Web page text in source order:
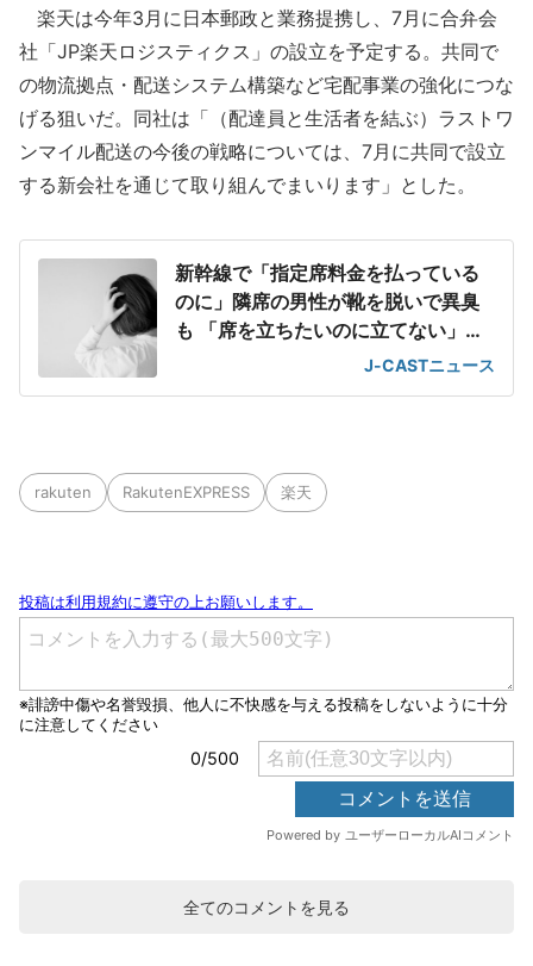
楽天は今年3月に日本郵政と業務提携し、7月に合弁会
社「JP楽天ロジスティクス」の設立を予定する。共同で
の物流拠点・配送システム構築など宅配事業の強化につな
げる狙いだ。同社は「（配達員と生活者を結ぶ）ラストワ
ンマイル配送の今後の戦略については、7月に共同で設立
する新会社を通じて取り組んでまいります」とした。
新幹線で「指定席料金を払っている
のに」隣席の男性が靴を脱いで異臭
も 「席を立ちたいのに立てない」息
J-CASTニュース
rakuten RakutenEXPRESS 楽天
全てのコメントを見る